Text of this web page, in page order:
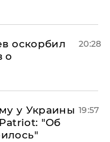
оскорбил
о
20:28
у Украины
"Об
19:57